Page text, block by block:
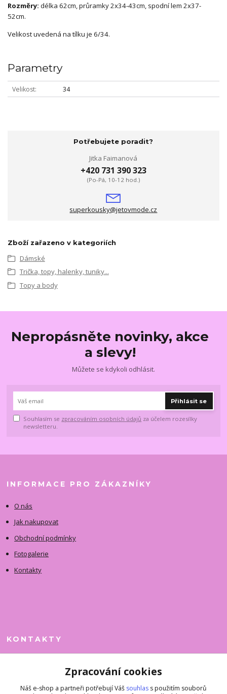
Rozměry: délka 62cm, průramky 2x34-43cm, spodní lem 2x37-
52cm.
Velikost uvedená na tílku je 6/34.
Parametry
Velikost 34
Potřebujete poradit?
Jitka Faimanová
+420 731 390 323
(Po-Pá, 10-12 hod.)
superkousky@jetovmode.cz
Zboží zařazeno v kategoriích
Dámské
Trička, topy, halenky, tuniky...
Topy a body
Nepropásněte novinky, akce
a slevy!
Můžete se kdykoli odhlásit.
Přihlásit se
Souhlasím se zpracováním osobních údajů za účelem rozesílky
newsletteru.
INFORMACE PRO ZÁKAZNÍKY
O nás
Jak nakupovat
Obchodní podmínky
Fotogalerie
Kontakty
KONTAKTY
+420 731 390 323Zpracování cookies
Náš e-shop a partneři potřebují Váš souhlas s použitím souborů